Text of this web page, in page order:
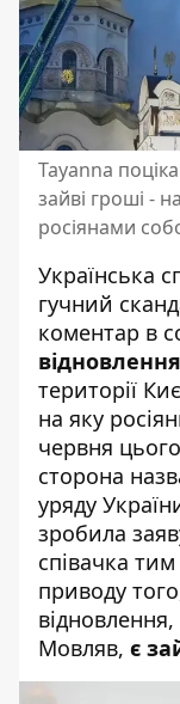
Tayanna
зайві гроші -
росіянами
Українська
гучний
коментар в
території
на яку
червня
сторона
уряду
зробила
співачка
приводу
Мовляв, є